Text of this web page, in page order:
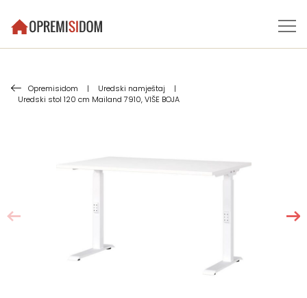
Opremisidom | Uredski namještaj
|
Uredski stol 120 cm Mailand 7910, VIŠE BOJA